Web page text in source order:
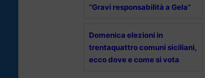
“Gravi responsabilità a Gela”
Domenica elezioni in
trentaquattro comuni siciliani,
ecco dove e come si vota